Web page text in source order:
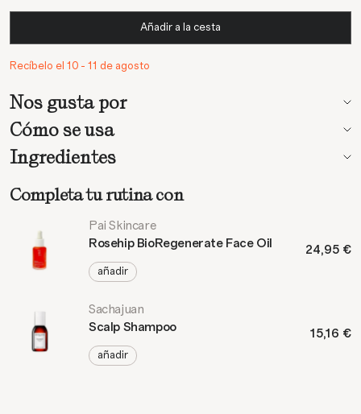
Añadir a la cesta
Recíbelo el 10 - 11 de agosto
Nos gusta por
Cómo se usa
Ingredientes
Completa tu rutina con
Pai Skincare
Rosehip BioRegenerate Face Oil
añadir
24,95 €
Sachajuan
Scalp Shampoo
añadir
15,16 €